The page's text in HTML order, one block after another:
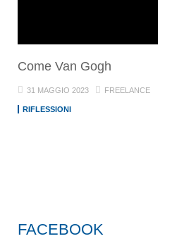
Come Van Gogh
31 MAGGIO 2023 FREELANCE
RIFLESSIONI
FACEBOOK